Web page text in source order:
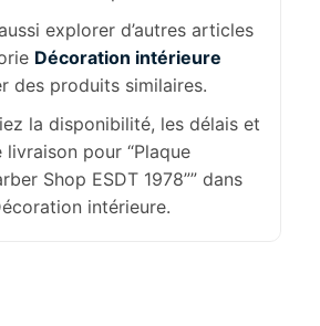
explorer d’autres articles
Décoration intérieure
des produits similaires.
la disponibilité, les délais et
pour “Plaque
Shop ESDT 1978”” dans
intérieure.